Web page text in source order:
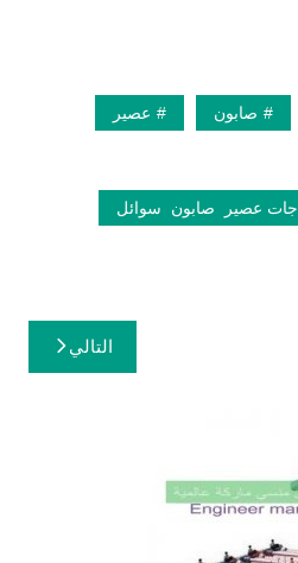
صابون عصير
عصير صابون سوائل
التالي